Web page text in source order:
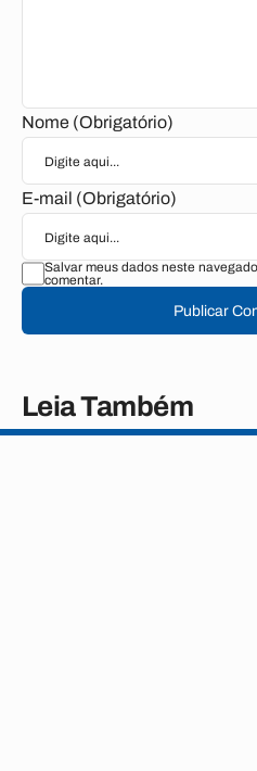
Nome (Obrigatório)
E-mail (Obrigatório)
Salvar meus dados neste
comentar.
Publicar
Leia Também